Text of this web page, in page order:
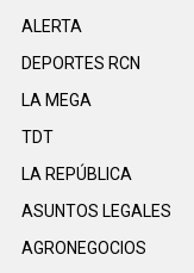
ALERTA
DEPORTES RCN
LA MEGA
TDT
LA REPÚBLICA
ASUNTOS LEGALES
AGRONEGOCIOS